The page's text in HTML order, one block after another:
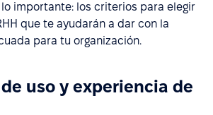
importante: los criterios para elegir
que te ayudarán a dar con la
para tu organización.
uso y experiencia de